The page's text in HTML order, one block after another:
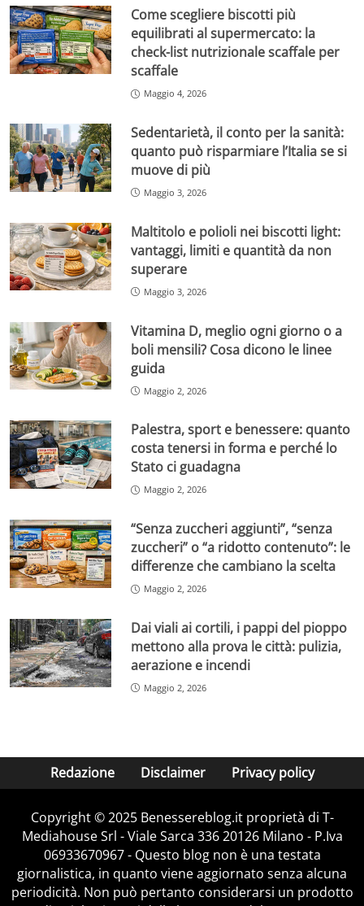
Come scegliere biscotti più
equilibrati al supermercato: la
check-list nutrizionale scaffale per
scaffale
Maggio 4, 2026
Sedentarietà, il conto per la sanità:
quanto può risparmiare l’Italia se si
muove di più
Maggio 3, 2026
Maltitolo e polioli nei biscotti light:
vantaggi, limiti e quantità da non
superare
Maggio 3, 2026
Vitamina D, meglio ogni giorno o a
boli mensili? Cosa dicono le linee
guida
Maggio 2, 2026
Palestra, sport e benessere: quanto
costa tenersi in forma e perché lo
Stato ci guadagna
Maggio 2, 2026
“Senza zuccheri aggiunti”, “senza
zuccheri” o “a ridotto contenuto”: le
differenze che cambiano la scelta
Maggio 2, 2026
Dai viali ai cortili, i pappi del pioppo
mettono alla prova le città: pulizia,
aerazione e incendi
Maggio 2, 2026
Redazione Disclaimer Privacy policy
Copyright © 2025 Benessereblog.it proprietà di T-
Mediahouse Srl - Viale Sarca 336 20126 Milano - P.Iva
06933670967 - Questo blog non è una testata
giornalistica, in quanto viene aggiornato senza alcuna
periodicità. Non può pertanto considerarsi un prodotto